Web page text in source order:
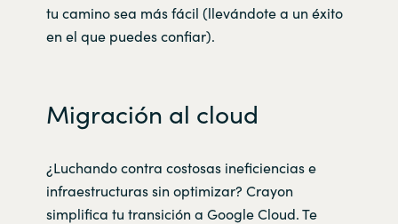
tu camino sea más fácil (llevándote a un éxito
en el que puedes confiar).
Migración al cloud
¿Luchando contra costosas ineficiencias e
infraestructuras sin optimizar? Crayon
simplifica tu transición a Google Cloud. Te